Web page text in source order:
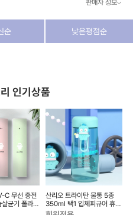
판매자 정보
꽃마을로64, 1235호
순 낮은평점순
인기상품
C 무선 충전
균기 폴라곰
산리오 트라이탄 물통 5종
350ml 택1 입체피규어 휴대
용이 무료배송